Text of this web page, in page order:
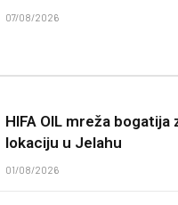
07/08/2026
HIFA OIL mreža bogatija
lokaciju u Jelahu
01/08/2026